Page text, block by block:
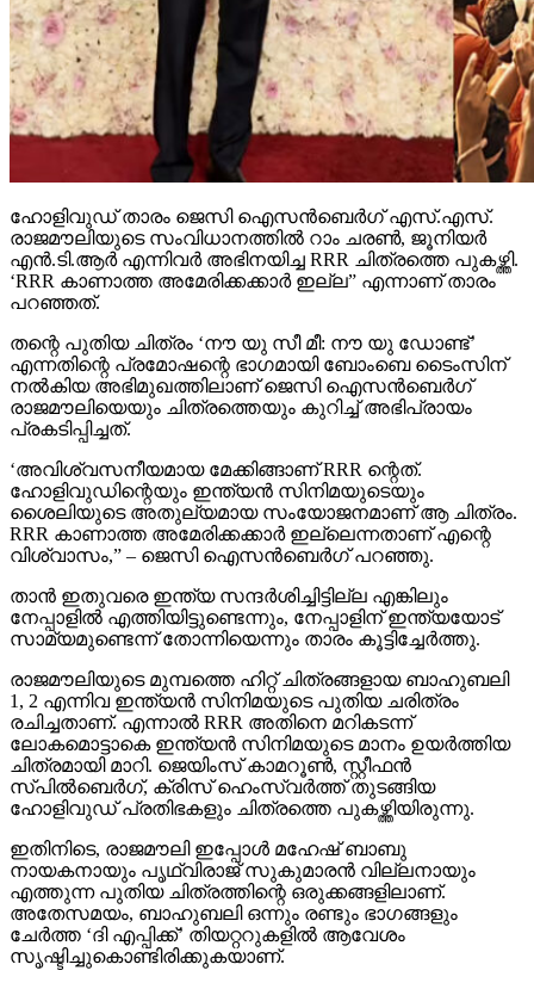
ഹോളിവുഡ് താരം ജെസി ഐസന്‍ബെര്‍ഗ് എസ്.എസ്.
രാജമൗലിയുടെ സംവിധാനത്തില്‍ റാം ചരണ്‍, ജൂനിയര്‍
എന്‍.ടി.ആര്‍ എന്നിവര്‍ അഭിനയിച്ച RRR ചിത്രത്തെ പുകഴ്ത്തി.
‘RRR കാണാത്ത അമേരിക്കക്കാര്‍ ഇല്ല” എന്നാണ് താരം
പറഞ്ഞത്.
തന്റെ പുതിയ ചിത്രം ‘നൗ യു സീ മീ: നൗ യു ഡോണ്ട്’
എന്നതിന്റെ പ്രമോഷന്റെ ഭാഗമായി ബോംബെ ടൈംസിന്
നല്‍കിയ അഭിമുഖത്തിലാണ് ജെസി ഐസന്‍ബെര്‍ഗ്
രാജമൗലിയെയും ചിത്രത്തെയും കുറിച്ച് അഭിപ്രായം
പ്രകടിപ്പിച്ചത്.
‘അവിശ്വസനീയമായ മേക്കിങ്ങാണ് RRR ന്റെത്.
ഹോളിവുഡിന്റെയും ഇന്ത്യന്‍ സിനിമയുടെയും
ശൈലിയുടെ അതുല്യമായ സംയോജനമാണ് ആ ചിത്രം.
RRR കാണാത്ത അമേരിക്കക്കാര്‍ ഇല്ലെന്നതാണ് എന്റെ
വിശ്വാസം,” – ജെസി ഐസന്‍ബെര്‍ഗ് പറഞ്ഞു.
താന്‍ ഇതുവരെ ഇന്ത്യ സന്ദര്‍ശിച്ചിട്ടില്ല എങ്കിലും
നേപ്പാളില്‍ എത്തിയിട്ടുണ്ടെന്നും, നേപ്പാളിന് ഇന്ത്യയോട്
സാമ്യമുണ്ടെന്ന് തോന്നിയെന്നും താരം കൂട്ടിച്ചേര്‍ത്തു.
രാജമൗലിയുടെ മുമ്പത്തെ ഹിറ്റ് ചിത്രങ്ങളായ ബാഹുബലി
1, 2 എന്നിവ ഇന്ത്യന്‍ സിനിമയുടെ പുതിയ ചരിത്രം
രചിച്ചതാണ്. എന്നാല്‍ RRR അതിനെ മറികടന്ന്
ലോകമൊട്ടാകെ ഇന്ത്യന്‍ സിനിമയുടെ മാനം ഉയര്‍ത്തിയ
ചിത്രമായി മാറി. ജെയിംസ് കാമറൂണ്‍, സ്റ്റീഫന്‍
സ്പില്‍ബെര്‍ഗ്, ക്രിസ് ഹെംസ്വര്‍ത്ത് തുടങ്ങിയ
ഹോളിവുഡ് പ്രതിഭകളും ചിത്രത്തെ പുകഴ്ത്തിയിരുന്നു.
ഇതിനിടെ, രാജമൗലി ഇപ്പോള്‍ മഹേഷ് ബാബു
നായകനായും പൃഥ്വിരാജ് സുകുമാരന്‍ വില്ലനായും
എത്തുന്ന പുതിയ ചിത്രത്തിന്റെ ഒരുക്കങ്ങളിലാണ്.
അതേസമയം, ബാഹുബലി ഒന്നും രണ്ടും ഭാഗങ്ങളും
ചേര്‍ത്ത ‘ദി എപ്പിക്ക്’ തിയറ്ററുകളില്‍ ആവേശം
സൃഷ്ടിച്ചുകൊണ്ടിരിക്കുകയാണ്.